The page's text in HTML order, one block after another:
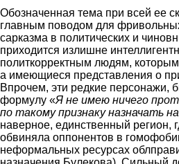
Обозначенная тема при всей ее
главным поводом для
сарказма в политических и
приходится излишне
политкорректным людям, которым
а имеющиеся представления о
Впрочем, эти редкие персонажи,
формулу «Я не имею ничего
по такому признаку назначать
наверное, единственный регион,
обвиняла оппонентов в
неформальных ресурсах